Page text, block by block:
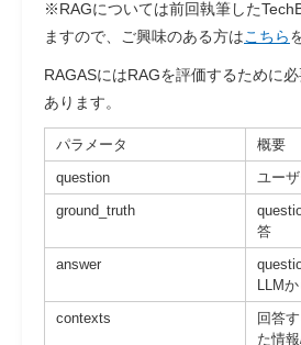
※RAGについては前回執筆した
ますので、ご興味のある方はこちら
RAGASにはRAGを評価するために
あります。
パラメータ
概要
question
ユー
ground_truth
答
answer
LLM
contexts
回答
た情